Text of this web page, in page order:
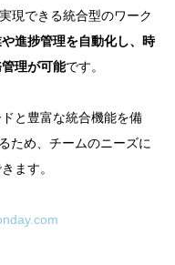
現できる統合型のワーク
進捗管理を自動化し、時
理が可能です。
と豊富な統合機能を備
ため、チームのニーズに
ます。